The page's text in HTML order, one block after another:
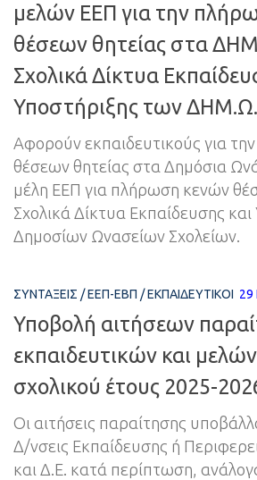
μελών ΕΕΠ για την
θέσεων θητείας στα
Σχολικά Δίκτυα
Υποστήριξης των
Αφορούν εκπαιδευτικούς για
θέσεων θητείας στα Δημόσια
μέλη ΕΕΠ για πλήρωση κενών
Σχολικά Δίκτυα Εκπαίδευσης
Δημοσίων Ωνασείων Σχολείων.
ΣΥΝΤΆΞΕΙΣ /ΕΕΠ-ΕΒΠ /ΕΚΠΑΙΔΕΥΤΙΚΟΊ 29
Υποβολή αιτήσεων
εκπαιδευτικών και
σχολικού έτους 2025-
Οι αιτήσεις παραίτησης
Δ/νσεις Εκπαίδευσης ή
και Δ.Ε. κατά περίπτωση,